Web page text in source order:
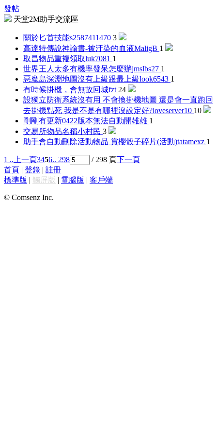
發帖
天堂2M助手交流區
關於匕首技能s2587411470 3
高達特傳說神諭書-被汙染的血液MaligB 1
取昌物品重複領取luk7081 1
世界王人太多有機率發呆怎麼辦jmslbs27 1
惡魔島深淵地圖沒有上級跟最上級look6543 1
有時候掛機，會無故回城fzt 24
設獨立防衛系統沒有用 不會換掛機地圖 還是會一直跑回
去掛機點死 我是不是有哪裡沒設定好?loveserver10 10
剛剛有更新0422版本無法自動開雄雄 1
交易所物品名稱小村民 3
助手會自動刪除活動物品 賞櫻骰子碎片(活動)tatamexz 1
1 .. 上一頁3456.. 298 / 298 頁下一頁
首頁 | 登錄 | 註冊
標準版 | 觸屏版 | 電腦版 | 客戶端
© Comsenz Inc.